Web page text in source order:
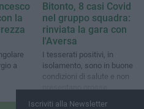
la
a
Bitonto, 8 casi Covid
nel gruppo squadra:
rinviata la gara con
l'Aversa
I tesserati positivi, in
isolamento, sono in buone
condizioni di salute e non
presentano grosse
sintomatologie
Iscriviti alla Newsletter